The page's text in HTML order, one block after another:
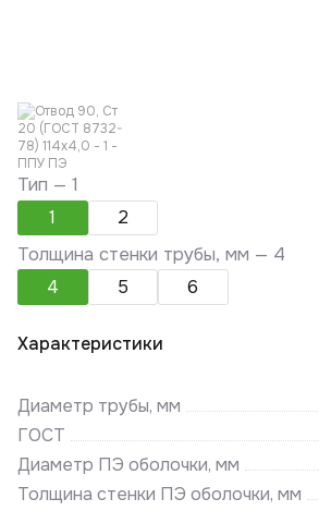
Тип —1
1
2
Толщина стенки трубы, мм — 4
4
5 6
Характеристики
Диаметр трубы, мм
ГОСТ
Диаметр ПЭ оболочки, мм
Толщина стенки ПЭ оболочки, мм